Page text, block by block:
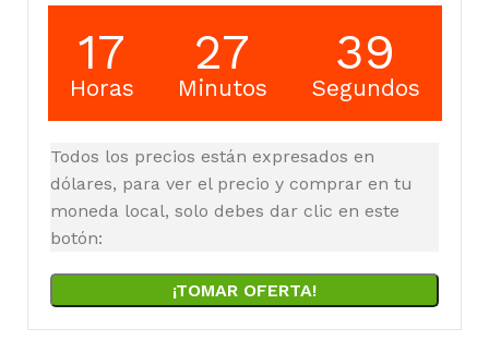
17
Horas
27
Minutos
39
Segundos
Todos los precios están expresados en
dólares, para ver el precio y comprar en tu
moneda local, solo debes dar clic en este
botón:
¡TOMAR OFERTA!